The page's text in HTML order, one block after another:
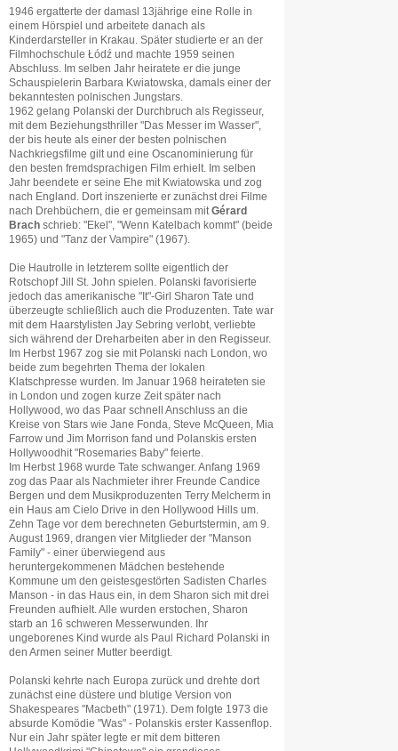
1946 ergatterte der damasl 13jährige eine Rolle in
einem Hörspiel und arbeitete danach als
Kinderdarsteller in Krakau. Später studierte er an der
Filmhochschule Łódź und machte 1959 seinen
Abschluss. Im selben Jahr heiratete er die junge
Schauspielerin Barbara Kwiatowska, damals einer der
bekanntesten polnischen Jungstars.
1962 gelang Polanski der Durchbruch als Regisseur,
mit dem Beziehungsthriller "Das Messer im Wasser",
der bis heute als einer der besten polnischen
Nachkriegsfilme gilt und eine Oscanominierung für
den besten fremdsprachigen Film erhielt. Im selben
Jahr beendete er seine Ehe mit Kwiatowska und zog
nach England. Dort inszenierte er zunächst drei Filme
nach Drehbüchern, die er gemeinsam mit Gérard
Brach schrieb: "Ekel", "Wenn Katelbach kommt" (beide
1965) und "Tanz der Vampire" (1967).
Die Hautrolle in letzterem sollte eigentlich der
Rotschopf Jill St. John spielen. Polanski favorisierte
jedoch das amerikanische "It"-Girl Sharon Tate und
überzeugte schließlich auch die Produzenten. Tate war
mit dem Haarstylisten Jay Sebring verlobt, verliebte
sich während der Dreharbeiten aber in den Regisseur.
Im Herbst 1967 zog sie mit Polanski nach London, wo
beide zum begehrten Thema der lokalen
Klatschpresse wurden. Im Januar 1968 heirateten sie
in London und zogen kurze Zeit später nach
Hollywood, wo das Paar schnell Anschluss an die
Kreise von Stars wie Jane Fonda, Steve McQueen, Mia
Farrow und Jim Morrison fand und Polanskis ersten
Hollywoodhit "Rosemaries Baby" feierte.
Im Herbst 1968 wurde Tate schwanger. Anfang 1969
zog das Paar als Nachmieter ihrer Freunde Candice
Bergen und dem Musikproduzenten Terry Melcherm in
ein Haus am Cielo Drive in den Hollywood Hills um.
Zehn Tage vor dem berechneten Geburtstermin, am 9.
August 1969, drangen vier Mitglieder der "Manson
Family" - einer überwiegend aus
heruntergekommenen Mädchen bestehende
Kommune um den geistesgestörten Sadisten Charles
Manson - in das Haus ein, in dem Sharon sich mit drei
Freunden aufhielt. Alle wurden erstochen, Sharon
starb an 16 schweren Messerwunden. Ihr
ungeborenes Kind wurde als Paul Richard Polanski in
den Armen seiner Mutter beerdigt.
Polanski kehrte nach Europa zurück und drehte dort
zunächst eine düstere und blutige Version von
Shakespeares "Macbeth" (1971). Dem folgte 1973 die
absurde Komödie "Was" - Polanskis erster Kassenflop.
Nur ein Jahr später legte er mit dem bitteren